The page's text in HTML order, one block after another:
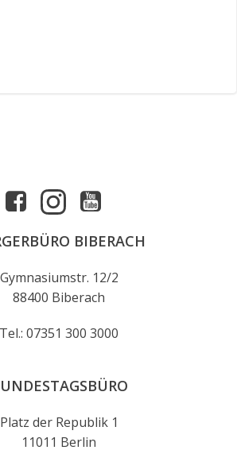
BIBERACH
Gymnasiumstr. 12/2
88400 Biberach
Tel.: 07351 300 3000
Platz der Republik 1
11011 Berlin